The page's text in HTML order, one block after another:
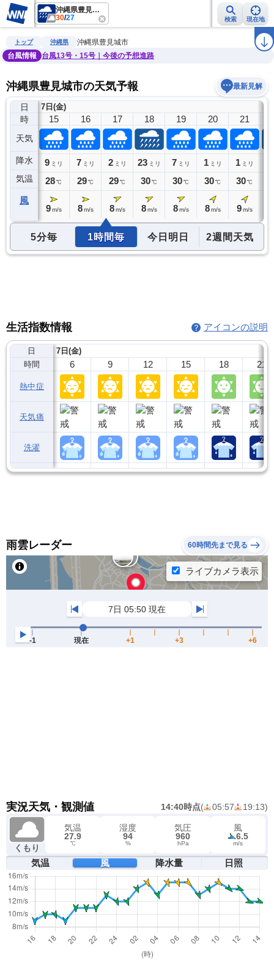
沖縄県豊見城市
30/27 検索 現在地
雨雲レーダー 台風情報 地震情報 ラ
トップ 沖縄県
沖縄県豊見城市
台風情報
台風13号・15号｜今後の予想進路
沖縄県豊見城市の天気予報 最新見解
日
時
天気
降水
気温
風
7日(金)
14
0ミリ
28℃
15
9 ミリ
28℃
9 m/s
16
7 ミリ
29℃
8 m/s
17
2 ミリ
29℃
8 m/s
18
23 ミリ
30℃
8 m/s
19
7 ミリ
30℃
8 m/s
20
1 ミリ
30℃
8 m/s
21
1 ミリ
30℃
9 m/s
5分毎 1時間毎 今日明日 2週間天気
生活指数情報 アイコンの説明
日
時間
熱中症
天気痛
洗濯
7日(金)
6 9 12 15 18 21
雨雲レーダー 60時間先まで見る
実況天気・観測値 14:40時点( 05:57 19:13)
くもり
気温
27.9
℃
湿度
94
%
気圧
960
hPa
風
6.5
m/s
気温 風 降水量 日照